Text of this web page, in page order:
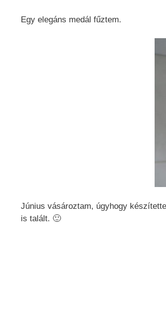
Egy elegáns medál fűztem.
Június vásároztam, úgyhogy
is talált. 🙂